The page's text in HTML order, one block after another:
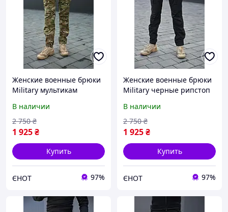
Женские военные брюки
Military мультикам
тактические штаны для
силовых структур
мультикам
В наличии
1 925₴
2 750 ₴
Купить
ЄНОТ 97%
Женские военные брюки
Military черные рипстоп
штаны для силовых
структур черные
В наличии
1 925₴
2 750 ₴
Купить
ЄНОТ 97%